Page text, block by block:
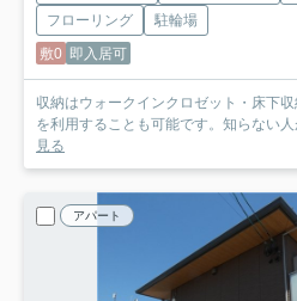
フローリング
駐輪場
敷0 即入居可
収納はウォークインクロゼット・床下
を利用することも可能です。知らない
見る
アパート